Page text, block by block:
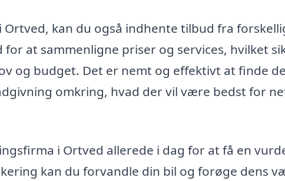
kan du også indhente tilbud fra
at sammenligne priser og services, hvilket
og budget. Det er nemt og effektivt at finde
omkring, hvad der vil være bedst for
i Ortved allerede i dag for at få en
kan du forvandle din bil og forøge dens